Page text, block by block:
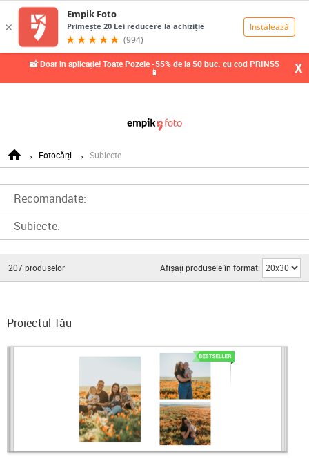
📸 Doar în aplicație! Toate Pozele -55% de la 50 buc. cu cod PRIN55
📱 X
Fotocărți Subiecte
Recomandate:
Subiecte:
207produselor Afișați produsele în format:
Proiectul Tău